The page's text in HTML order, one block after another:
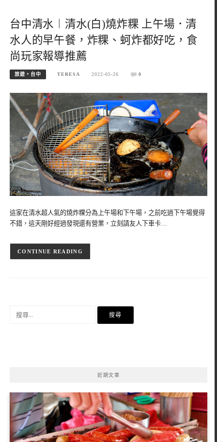
台中清水︱清水(白)燒炸粿 上午場．清
水人的早午餐，炸粿、蚵炸都好吃，食
尚玩家報導推薦
旅遊。台中 TERESA 2022-05-26 0
這家在清水超人氣的燒炸粿分為上午場和下午場，之前吃過下午場覺得
不錯，這天剛好經過發現還有營業，立刻請友人下車卡…
CONTINUE READING
近期文章